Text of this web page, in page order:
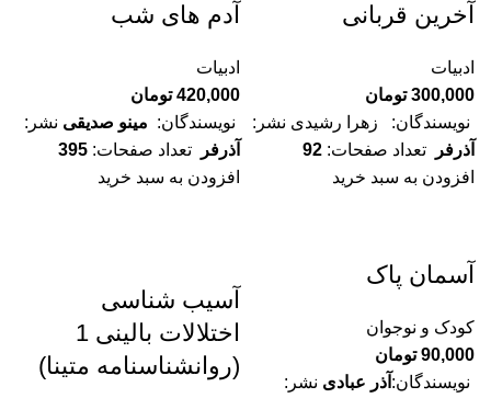
آخرین قربانی
ادبیات
300,000 تومان
نویسندگان: زهرا رشیدی نشر:
آذرفر
تعداد صفحات:
افزودن به سبد خرید
آدم های شب
ادبیات
420,000 تومان
نویسندگان: مینو صدیقی نشر:
آذرفر
تعداد صفحات:
افزودن به سبد خرید
آسمان پاک
کودک و نوجوان
90,000 تومان
نویسندگان: آذر عبادی نشر:
آسیب شناسی
اختلالات بالینی 1
(روانشناسنامه متینا)